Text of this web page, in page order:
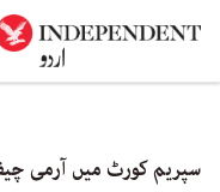
سپریم کورٹ میں آرمی